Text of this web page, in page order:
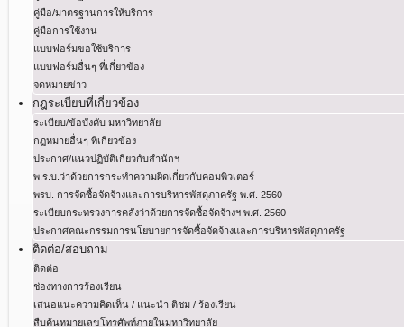
คู่มือ/มาตรฐานการให้บริการ
คู่มือการใช้งาน
แบบฟอร์มขอใช้บริการ
แบบฟอร์มอื่นๆ ที่เกี่ยวข้อง
จดหมายข่าว
กฎระเบียบที่เกี่ยวข้อง
ระเบียบ/ข้อบังคับ มหาวิทยาลัย
กฏหมายอื่นๆ ที่เกี่ยวข้อง
ประกาศ/แนวปฏิบัติเกี่ยวกับสำนักฯ
พ.ร.บ.ว่าด้วยการกระทําความผิดเกี่ยวกับคอมพิวเตอร์
พรบ. การจัดซื้อจัดจ้างและการบริหารพัสดุภาครัฐ พ.ศ. 2560
ระเบียบกระทรวงการคลังว่าด้วยการจัดซื้อจัดจ้างฯ พ.ศ. 2560
ประกาศคณะกรรมการนโยบายการจัดซื้อจัดจ้างและการบริหารพัสดุภาครัฐ
ติดต่อ/สอบถาม
ติดต่อ
ช่องทางการร้องเรียน
เสนอแนะความคิดเห็น / แนะนำ ติชม / ร้องเรียน
สืบค้นหมายเลขโทรศัพท์ภายในมหาวิทยาลัย